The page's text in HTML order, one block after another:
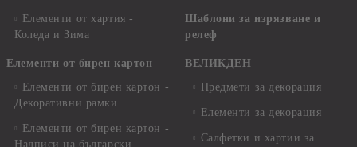
Елементи от хартия -
Коледа и Зима
Елементи от бирен картон
Елементи от бирен картон -
Декоративни рамки
Елементи от бирен картон -
Надписи на български
Шаблони за изрязване и
релеф
ВЕЛИКДЕН
Предмети за декорация
Елементи за декорация
Салфетки и хартии за